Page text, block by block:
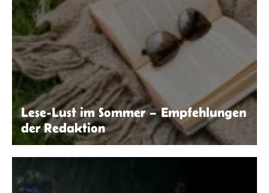
Lese-Lust im Sommer – Empfehlungen
der Redaktion